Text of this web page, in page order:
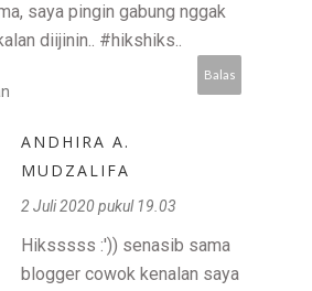
saya pingin gabung nggak
diijinin.. #hikshiks..
Balas
ANDHIRA A.
MUDZALIFA
2 Juli 2020 pukul 19.03
Hiksssss :')) senasib sama
blogger cowok kenalan saya